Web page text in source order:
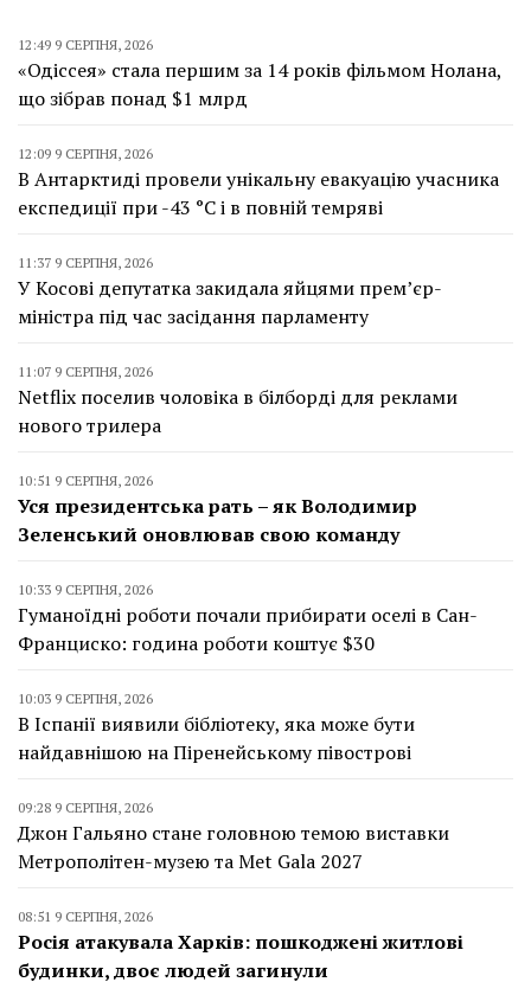
12:49 9 СЕРПНЯ, 2026
«Одіссея» стала першим за 14 років фільмом Нолана,
що зібрав понад $1 млрд
12:09 9 СЕРПНЯ, 2026
В Антарктиді провели унікальну евакуацію учасника
експедиції при -43 °C і в повній темряві
11:37 9 СЕРПНЯ, 2026
У Косові депутатка закидала яйцями прем’єр-
міністра під час засідання парламенту
11:07 9 СЕРПНЯ, 2026
Netflix поселив чоловіка в білборді для реклами
нового трилера
10:51 9 СЕРПНЯ, 2026
Уся президентська рать – як Володимир
Зеленський оновлював свою команду
10:33 9 СЕРПНЯ, 2026
Гуманоїдні роботи почали прибирати оселі в Сан-
Франциско: година роботи коштує $30
10:03 9 СЕРПНЯ, 2026
В Іспанії виявили бібліотеку, яка може бути
найдавнішою на Піренейському півострові
09:28 9 СЕРПНЯ, 2026
Джон Гальяно стане головною темою виставки
Метрополітен-музею та Met Gala 2027
08:51 9 СЕРПНЯ, 2026
Росія атакувала Харків: пошкоджені житлові
будинки, двоє людей загинули